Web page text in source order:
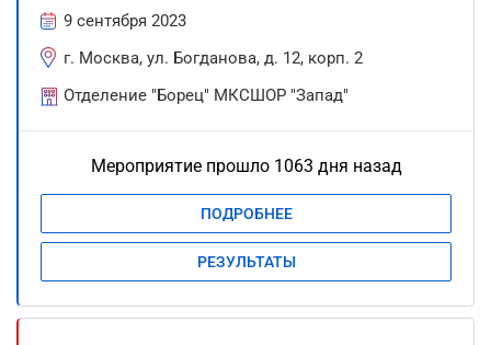
9 сентября 2023
г. Москва, ул. Богданова, д. 12, корп. 2
Отделение "Борец" МКСШОР "Запад"
Мероприятие прошло 1063 дня назад
ПОДРОБНЕЕ
РЕЗУЛЬТАТЫ